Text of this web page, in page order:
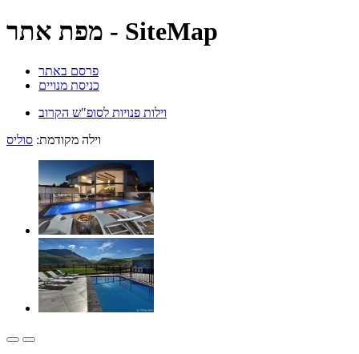
מפת אתר - SiteMap
פרסם באתר
כניסת מנויים
וילות פנויות לסופ"ש הקרוב
וילה מקודמת: סוליס